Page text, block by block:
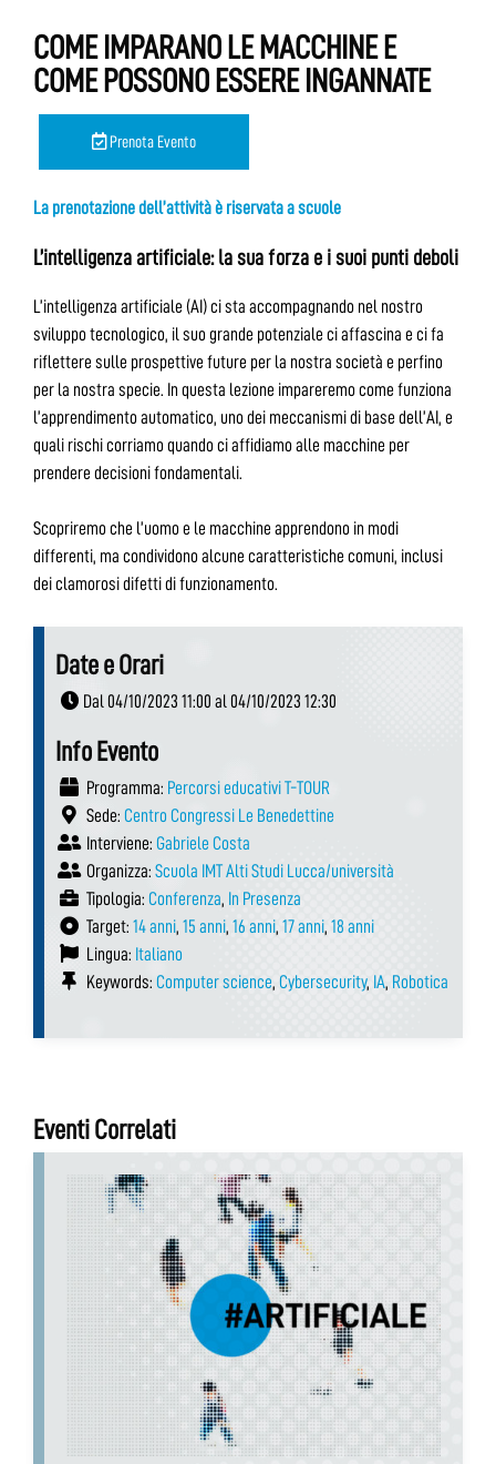
COME IMPARANO LE MACCHINE E
COME POSSONO ESSERE INGANNATE
Prenota Evento
La prenotazione dell’attività è riservata a scuole
L’intelligenza artificiale: la sua forza e i suoi punti deboli
L’intelligenza artificiale (AI) ci sta accompagnando nel nostro
sviluppo tecnologico, il suo grande potenziale ci affascina e ci fa
riflettere sulle prospettive future per la nostra società e perfino
per la nostra specie. In questa lezione impareremo come funziona
l’apprendimento automatico, uno dei meccanismi di base dell’AI, e
quali rischi corriamo quando ci affidiamo alle macchine per
prendere decisioni fondamentali.
Scopriremo che l’uomo e le macchine apprendono in modi
differenti, ma condividono alcune caratteristiche comuni, inclusi
dei clamorosi difetti di funzionamento.
Date e Orari
Dal 04/10/2023 11:00 al 04/10/2023 12:30
Info Evento
Programma: Percorsi educativi T-TOUR
Sede: Centro Congressi Le Benedettine
Interviene: Gabriele Costa
Organizza: Scuola IMT Alti Studi Lucca/università
Tipologia: Conferenza, In Presenza
Target: 14 anni, 15 anni, 16 anni, 17 anni, 18 anni
Lingua: Italiano
Keywords: Computer science, Cybersecurity, IA, Robotica
Eventi Correlati